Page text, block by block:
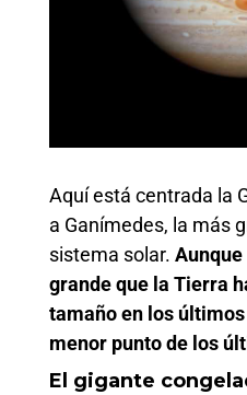
Aquí está centrada la
a Ganímedes, la más
sistema solar. Aunque
grande que la Tierra
tamaño en los
menor punto de los
El gigante